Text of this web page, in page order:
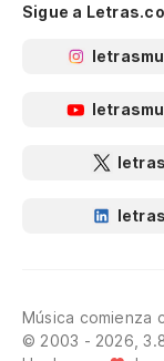
Sigue a
letras
letras
Música comienza
© 2003 - 2026,